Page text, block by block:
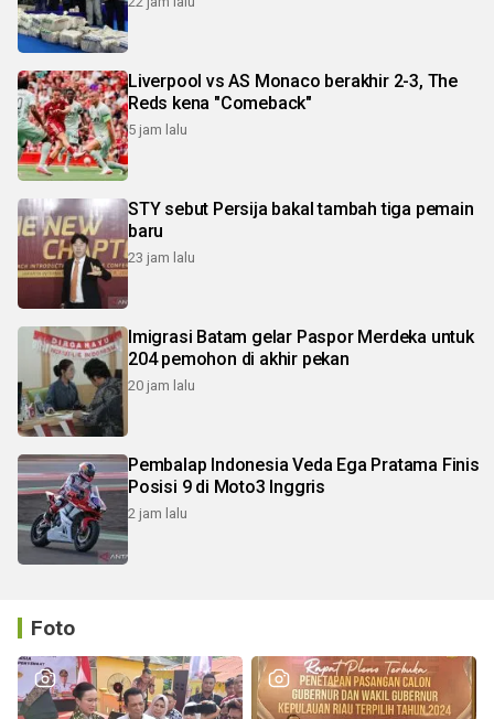
Liverpool vs AS Monaco berakhir 2-3, The
Reds kena "Comeback"
5 jam lalu
STY sebut Persija bakal tambah tiga pemain
baru
23 jam lalu
Imigrasi Batam gelar Paspor Merdeka untuk
204 pemohon di akhir pekan
20 jam lalu
Pembalap Indonesia Veda Ega Pratama Finis
Posisi 9 di Moto3 Inggris
2 jam lalu
Foto